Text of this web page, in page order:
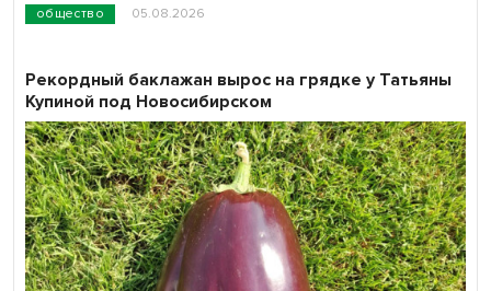
общество 05.08.2026
Рекордный баклажан вырос на грядке у Татьяны
Купиной под Новосибирском